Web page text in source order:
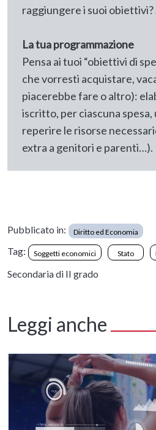
raggiungere i suoi obiettivi?
La tua programmazione
Pensa ai tuoi “obiettivi di
che vorresti acquistare,
piacerebbe fare o altro):
iscritto, per ciascuna spesa,
reperire le risorse
extra a genitori e parenti…).
Pubblicato in: Diritto ed Economia
Tag: Soggetti economici Stato
Secondaria di II grado
Leggi anche